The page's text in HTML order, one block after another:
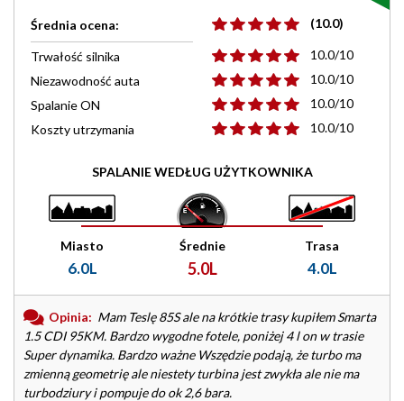
Średnia ocena: (10.0)
Trwałość silnika
10.0/10
Niezawodność auta
10.0/10
Spalanie ON
10.0/10
Koszty utrzymania
10.0/10
SPALANIE WEDŁUG UŻYTKOWNIKA
Miasto
6.0L
Średnie
5.0L
Trasa
4.0L
Opinia: Mam Teslę 85S ale na krótkie trasy kupiłem Smarta
1.5 CDI 95KM. Bardzo wygodne fotele, poniżej 4 l on w trasie
Super dynamika. Bardzo ważne Wszędzie podają, że turbo ma
zmienną geometrię ale niestety turbina jest zwykła ale nie ma
turbodziury i pompuje do ok 2,6 bara.